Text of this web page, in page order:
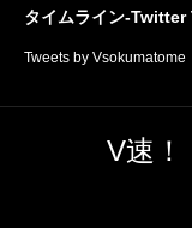
タイムライン-
Tweets by Vsokumatome
V速！